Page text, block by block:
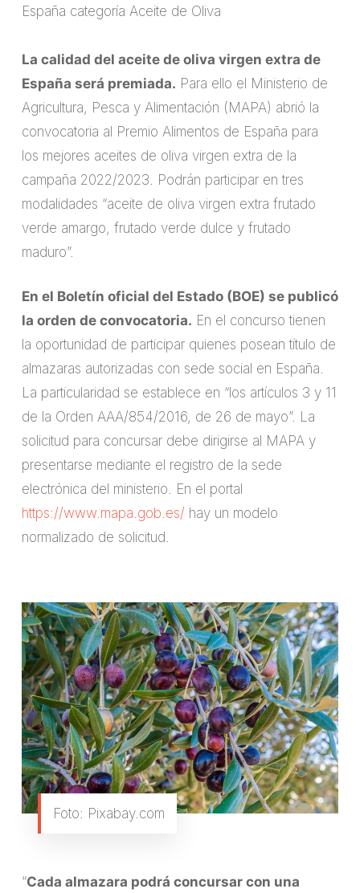
España categoría Aceite de Oliva
La calidad del aceite de oliva virgen extra de
España será premiada. Para ello el Ministerio de
Agricultura, Pesca y Alimentación (MAPA) abrió la
convocatoria al Premio Alimentos de España para
los mejores aceites de oliva virgen extra de la
campaña 2022/2023. Podrán participar en tres
modalidades “aceite de oliva virgen extra frutado
verde amargo, frutado verde dulce y frutado
maduro”.
En el Boletín oficial del Estado (BOE) se publicó
la orden de convocatoria. En el concurso tienen
la oportunidad de participar quienes posean título de
almazaras autorizadas con sede social en España.
La particularidad se establece en “los artículos 3 y 11
de la Orden AAA/854/2016, de 26 de mayo”. La
solicitud para concursar debe dirigirse al MAPA y
presentarse mediante el registro de la sede
electrónica del ministerio. En el portal
https://www.mapa.gob.es/ hay un modelo
normalizado de solicitud.
Foto: Pixabay.com
“Cada almazara podrá concursar con una